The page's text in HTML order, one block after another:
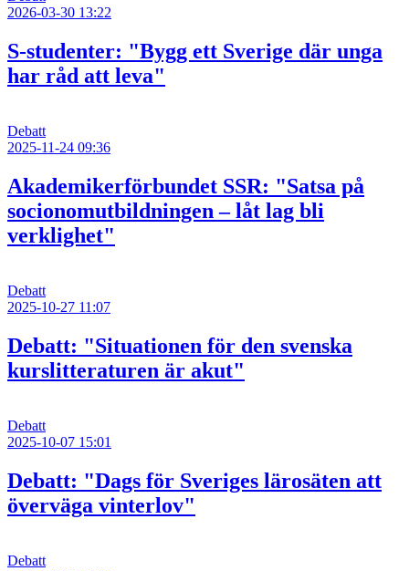
2026-03-30 13:22
S-studenter: "Bygg ett Sverige där unga
har råd att leva"
Debatt
2025-11-24 09:36
Akademikerförbundet SSR: "Satsa på
socionomutbildningen – låt lag bli
verklighet"
Debatt
2025-10-27 11:07
Debatt: "Situationen för den svenska
kurslitteraturen är akut"
Debatt
2025-10-07 15:01
Debatt: "Dags för Sveriges lärosäten att
överväga vinterlov"
Debatt